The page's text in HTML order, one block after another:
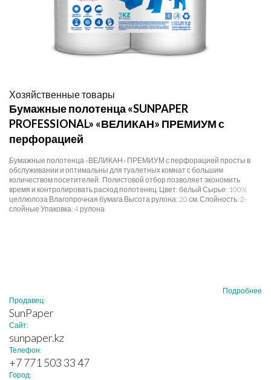
Хозяйственные товары
Бумажные полотенца «SUNPAPER
PROFESSIONAL» «ВЕЛИКАН» ПРЕМИУМ с
перфорацией
Бумажные полотенца «ВЕЛИКАН» ПРЕМИУМ с перфорацией просты в
обслуживании и оптимальны для туалетных комнат с большим
количеством посетителей. Полистовой отбор позволяет экономить
время и контролировать расход полотенец. Цвет: белый Сырье: 100%
целлюлоза Влагопрочная бумага Высота рулона: 20 см. Слойность: 2-
слойные Упаковка: 4 рулона
Подробнее
Продавец:
SunPaper
Сайт:
sunpaper.kz
Телефон:
+7 771 503 33 47
Город: